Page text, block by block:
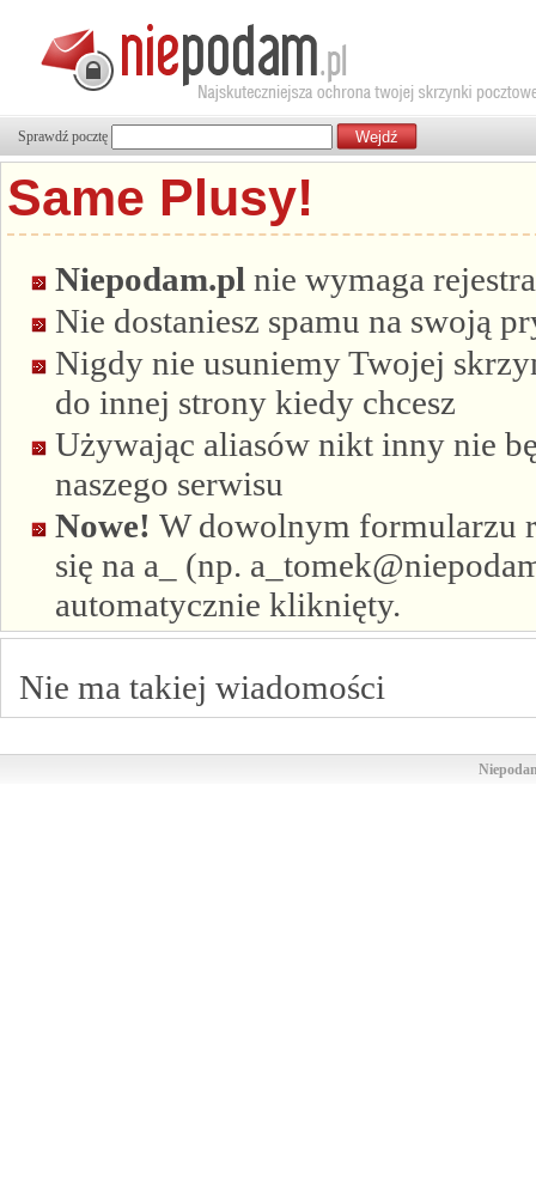
Sprawdź pocztę
Same Plusy!
Niepodam.pl nie wymaga
Nie dostaniesz spamu na swoją
Nigdy nie usuniemy Twojej
do innej strony kiedy chcesz
Używając aliasów nikt inny nie
naszego serwisu
Nowe! W dowolnym formularzu
się na a_ (np.
automatycznie kliknięty.
Nie ma takiej wiadomości